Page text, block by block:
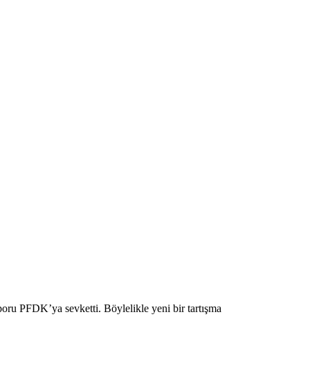
PFDK’ya sevketti. Böylelikle yeni bir tartışma